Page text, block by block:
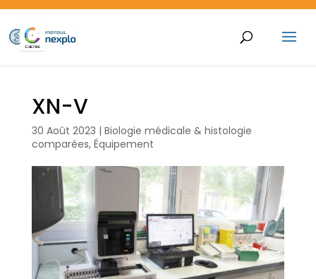
XN-V
30 Août 2023 | Biologie médicale & histologie
comparées, Équipement